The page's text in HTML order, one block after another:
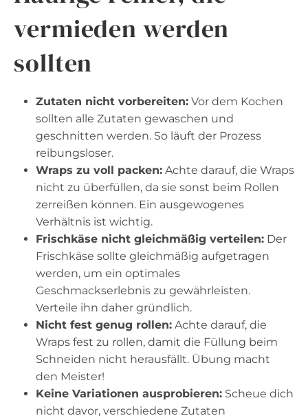
vermieden werden
sollten
Zutaten nicht vorbereiten: Vor dem Kochen
sollten alle Zutaten gewaschen und
geschnitten werden. So läuft der Prozess
reibungsloser.
Wraps zu voll packen: Achte darauf, die Wraps
nicht zu überfüllen, da sie sonst beim Rollen
zerreißen können. Ein ausgewogenes
Verhältnis ist wichtig.
Frischkäse nicht gleichmäßig verteilen: Der
Frischkäse sollte gleichmäßig aufgetragen
werden, um ein optimales
Geschmackserlebnis zu gewährleisten.
Verteile ihn daher gründlich.
Nicht fest genug rollen: Achte darauf, die
Wraps fest zu rollen, damit die Füllung beim
Schneiden nicht herausfällt. Übung macht
den Meister!
Keine Variationen ausprobieren: Scheue dich
nicht davor, verschiedene Zutaten